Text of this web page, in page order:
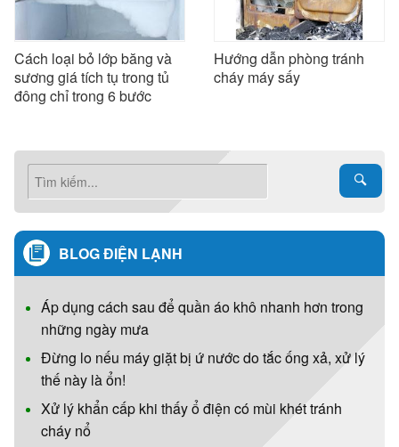
Cách loại bỏ lớp băng và
sương giá tích tụ trong tủ
đông chỉ trong 6 bước
Hướng dẫn phòng tránh
cháy máy sấy
BLOG ĐIỆN LẠNH
Áp dụng cách sau để quần áo khô nhanh hơn trong
những ngày mưa
Đừng lo nếu máy giặt bị ứ nước do tắc ống xả, xử lý
thế này là ổn!
Xử lý khẩn cấp khi thấy ổ điện có mùi khét tránh
cháy nổ